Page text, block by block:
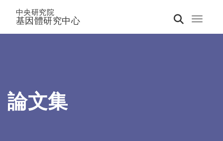
Toggle
中央研究院
基因體研究中心
論文集